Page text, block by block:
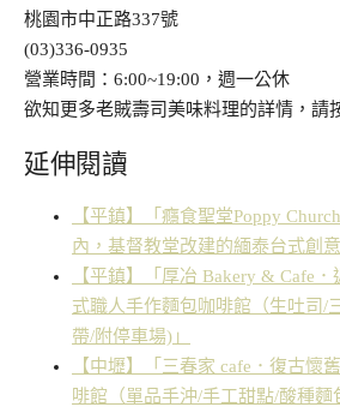
桃園市中正路337號
(03)336-0935
營業時間：6:00~19:00，週一公休
欲知更多老賊壽司美味料理的詳情，請
延伸閱讀
【平鎮】「癮食聖堂Poppy
內，基督教堂改建的緬泰台式創
【平鎮】「厚冶 Bakery & Cafe
式職人手作麵包咖啡館（生吐司/
帶/附停車場)」
【中壢】「三春家 cafe．復古懷
啡館（單品手沖/手工甜點/酸種麵